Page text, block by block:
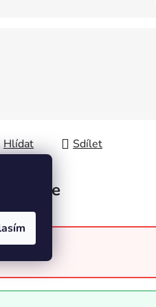
Hlídat Sdílet
Diskuze